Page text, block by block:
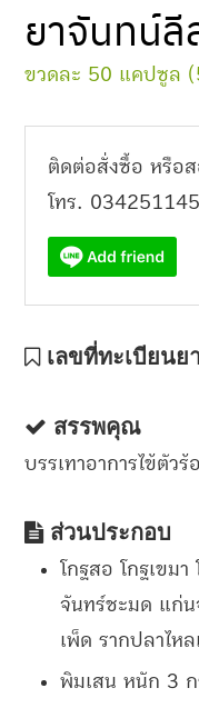
ยาจันทน์
ขวดละ 50 แคปซูล
ติดต่อสั่งซื้อ หรือส
โทร.
เลขที่ทะเบียนย
สรรพคุณ
บรรเทาอาการไข้ตัว
ส่วนประกอบ
โกฐสอ โกฐเขม
จันทร์ชะมด แก่
เพ็ด รากปลาไห
พิมเสน หนัก 3